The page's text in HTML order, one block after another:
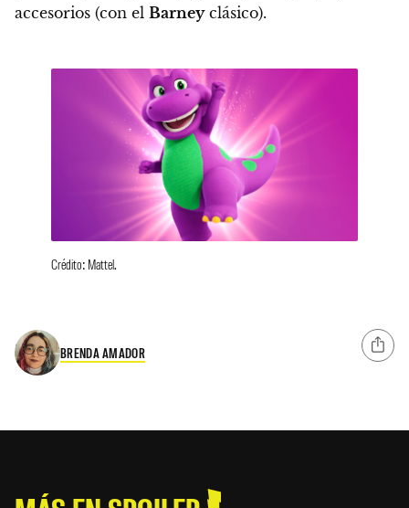
accesorios (con el Barneyclásico).
Crédito: Mattel.
BRENDA AMADOR